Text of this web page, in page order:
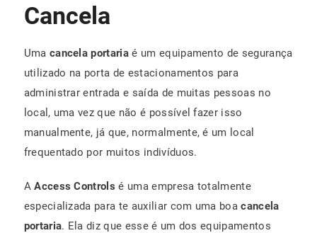
Cancela
Uma cancela portaria é um equipamento de segurança
utilizado na porta de estacionamentos para
administrar entrada e saída de muitas pessoas no
local, uma vez que não é possível fazer isso
manualmente, já que, normalmente, é um local
frequentado por muitos indivíduos.
AAccess Controls é uma empresa totalmente
especializada para te auxiliar com uma boa cancela
portaria. Ela diz que esse é um dos equipamentos